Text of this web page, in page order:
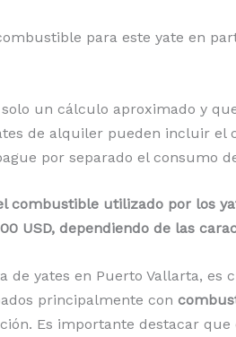
para este yate en
un cálculo aproximado y
de alquiler pueden incluir
por separado el consumo
combustible utilizado por los
USD, dependiendo de las
de yates en Puerto Vallarta,
principalmente con
Es importante destacar